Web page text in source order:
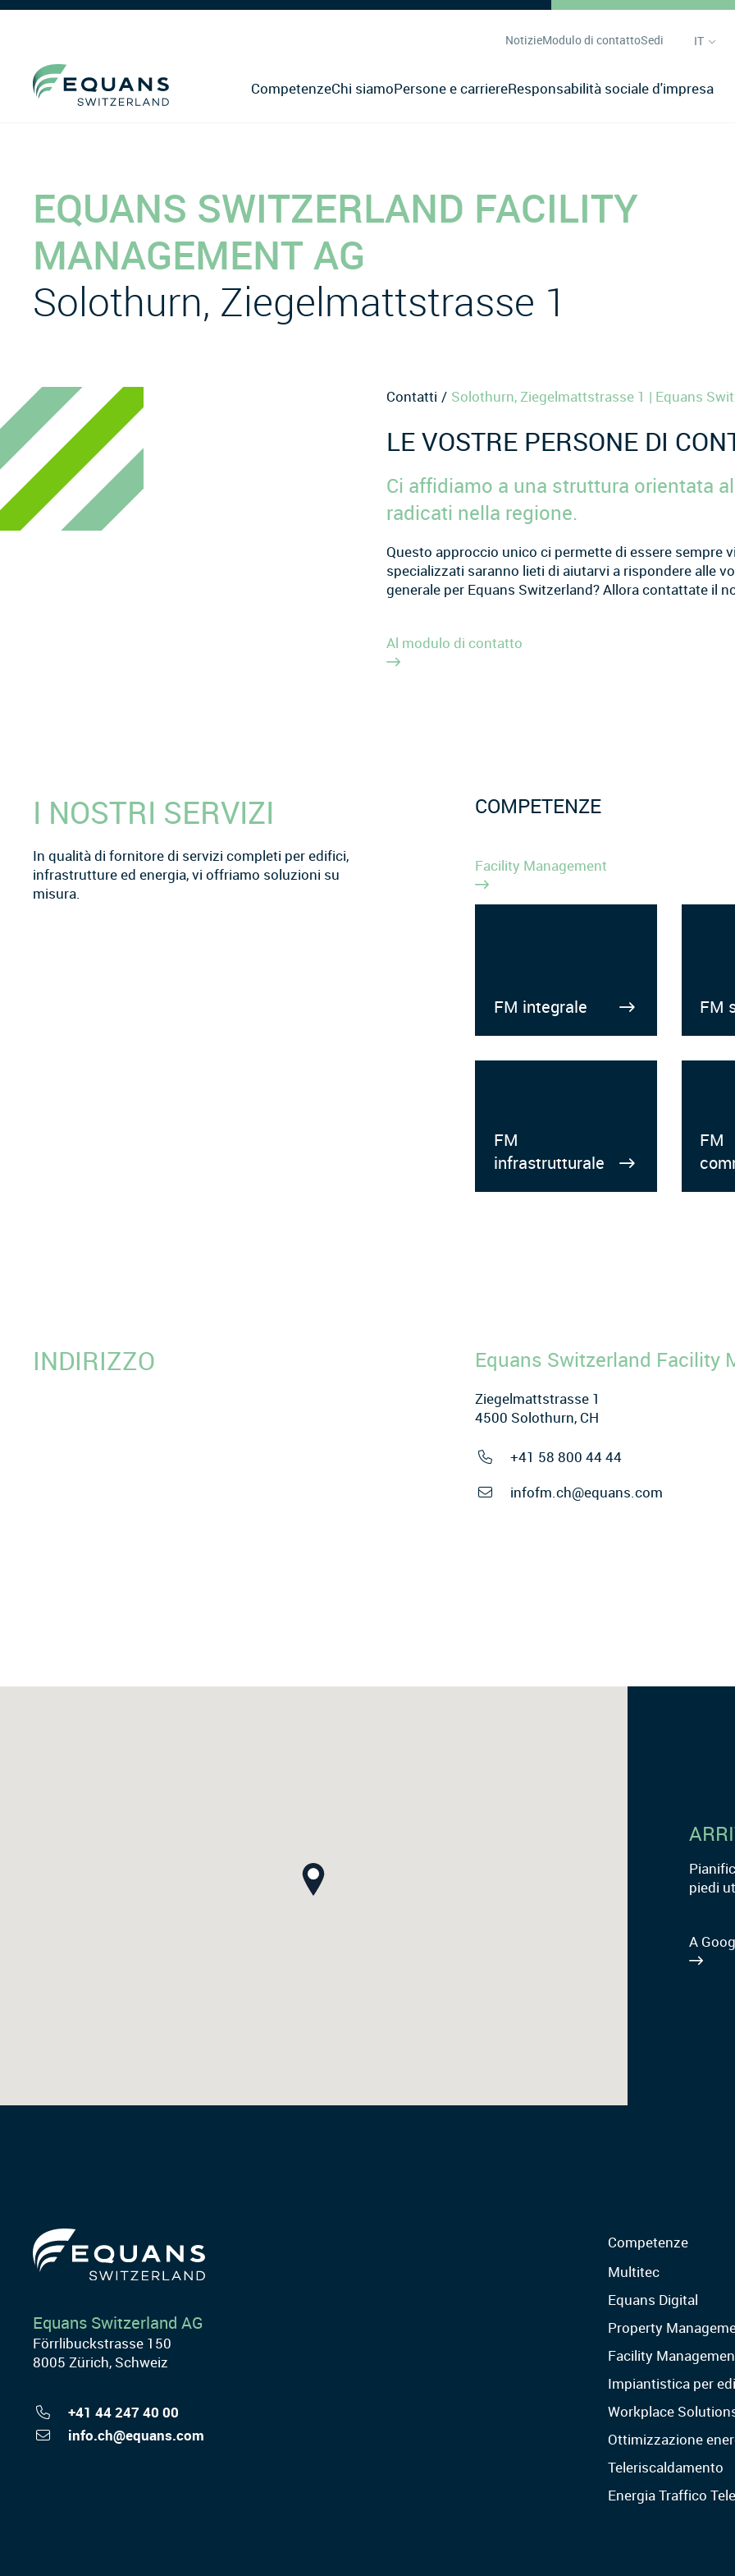
NotizieModulo di contattoSedi IT
CompetenzeChi siamoPersone e carriereResponsabilità sociale d'impresa
EQUANS SWITZERLAND FACILITY
MANAGEMENT AG
Solothurn, Ziegelmattstrasse 1
Contatti Solothurn, Ziegelmattstrasse 1 | Equans
LE VOSTRE PERSONE DI
Ci affidiamo a una struttura orientata
radicati nella regione.
Questo approccio unico ci permette di essere sempre
specializzati saranno lieti di aiutarvi a rispondere alle
generale per Equans Switzerland? Allora contattate il
Al modulo di contatto
I NOSTRI SERVIZI
In qualità di fornitore di servizi completi per edifici,
infrastrutture ed energia, vi offriamo soluzioni su
misura.
COMPETENZE
Facility Management
FM integrale FM
FM
infrastrutturale
FM
INDIRIZZO Equans Switzerland Facility
Ziegelmattstrasse 1
4500 Solothurn, CH
+41 58 800 44 44
infofm.ch@equans.com
piedi
A
Equans Switzerland AG
Förrlibuckstrasse 150
8005 Zürich, Schweiz
+41 44 247 40 00
info.ch@equans.com
Competenze
Multitec
Equans Digital
Property
Facility
Impiantistica per
Workplace
Ottimizzazione
Teleriscaldamento
Energia Traffico